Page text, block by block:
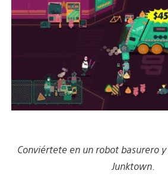
Conviértete en un robot basurero
Junktown.